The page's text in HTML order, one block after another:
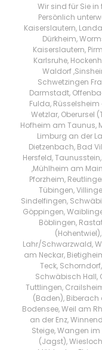
Wir sind für Sie
Persönlich
Kaiserslautern,
Dürkheim,
Kaiserslautern,
Karlsruhe,
Waldorf
Schwetzingen
Darmstadt,
Fulda,
Wetzlar, Oberursel
Hofheim am Taunus,
Limburg an der
Dietzenbach, Bad
Hersfeld,
,Mühlheim am
Pforzheim,
Tübingen,
Sindelfingen,
Göppingen,
Böblingen,
Lahr/Schwarzwald,
am Neckar,
Teck,
Schwäbisch Hall,
Tuttlingen,
(Baden), Biberach
Bodensee, Weil am
an der Enz,
Steige, Wangen
(Jagst),